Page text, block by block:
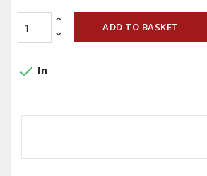
ADD TO BASKET
done In